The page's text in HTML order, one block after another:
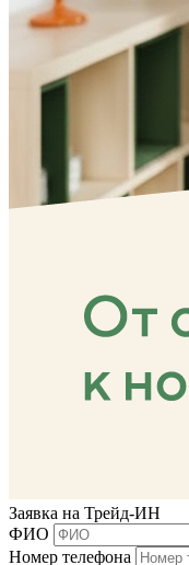
Заявка на Трейд-ИН
ФИО
Номер телефона